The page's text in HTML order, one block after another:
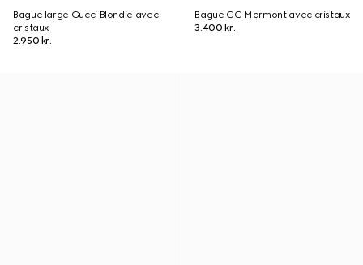
Bague large Gucci Blondie avec
cristaux
2.950 kr.
Bague GG Marmont avec cristaux
3.400 kr.